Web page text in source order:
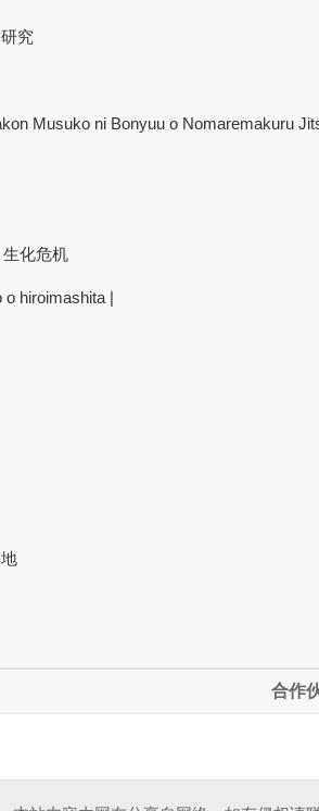
究
Musuko ni Bonyuu o Nomaremakuru
化危机
o hiroimashita |
合作